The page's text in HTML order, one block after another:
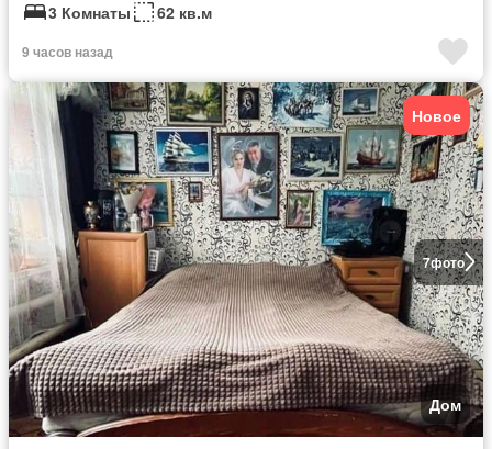
3 Комнаты
62 кв.м
9 часов назад
7фото
Новое
Дом